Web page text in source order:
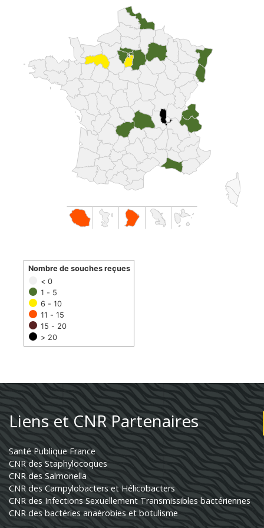
< 0
1 - 5
6 - 10
11 - 15
15 - 20
> 20
Nombre de souches reçues
Liens et CNR Partenaires
Santé Publique France
CNR des Staphylocoques
CNR des Salmonella
CNR des Campylobacters et Hélicobacters
CNR des Infections Sexuellement Transmissibles bactériennes
CNR des bactéries anaérobies et botulisme